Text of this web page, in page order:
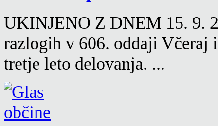
UKINJENO Z DNEM 15. 9.
razlogih v 606. oddaji Včeraj
tretje leto delovanja. ...